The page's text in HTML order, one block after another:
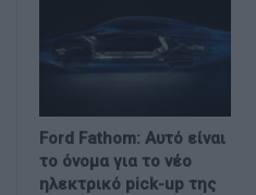
Ford Fathom: Αυτό είναι
το όνομα για το νέο
ηλεκτρικό pick-up της